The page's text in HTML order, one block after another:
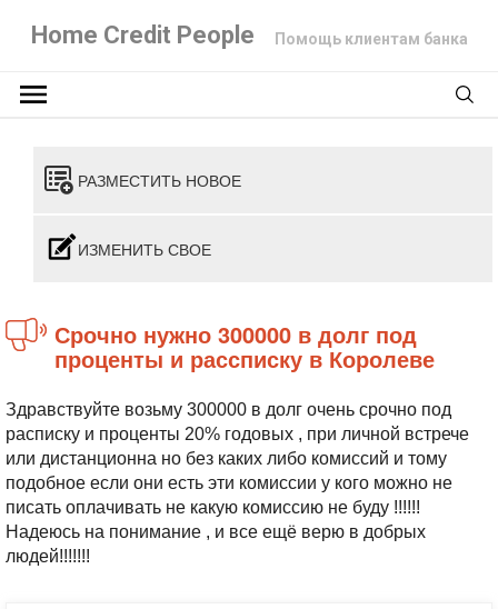
Home Credit People Помощь клиентам банка
РАЗМЕСТИТЬ НОВОЕ
ИЗМЕНИТЬ СВОЕ
Срочно нужно 300000 в долг под
проценты и рассписку в Королеве
Здравствуйте возьму 300000 в долг очень срочно под
расписку и проценты 20% годовых , при личной встрече
или дистанционна но без каких либо комиссий и тому
подобное если они есть эти комиссии у кого можно не
писать оплачивать не какую комиссию не буду !!!!!!
Надеюсь на понимание , и все ещё верю в добрых
людей!!!!!!!